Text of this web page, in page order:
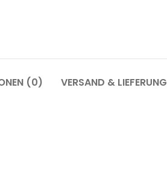
(0) VERSAND & LIEFERUNG